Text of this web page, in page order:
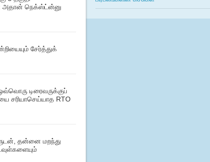
V : அதான் நெக்ஸ்ட்ன்னு
சேர்த்துக்
டிரைவருக்குப்
சரியாசெய்யாத RTO
தன்னை மறந்து